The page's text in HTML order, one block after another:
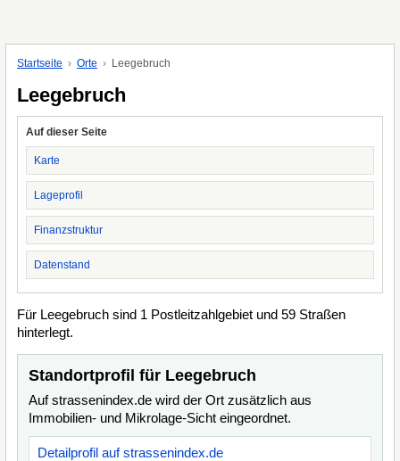
Startseite Orte Leegebruch
Leegebruch
Auf dieser Seite
Karte
Lageprofil
Finanzstruktur
Datenstand
Für Leegebruch sind 1 Postleitzahlgebiet und 59 Straßen
hinterlegt.
Standortprofil für Leegebruch
Auf strassenindex.de wird der Ort zusätzlich aus
Immobilien- und Mikrolage-Sicht eingeordnet.
Detailprofil auf strassenindex.de